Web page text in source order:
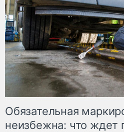
Обязательная
неизбежна: что ждет